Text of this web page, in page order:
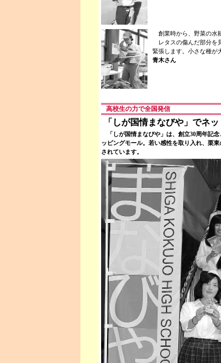
創業時から、野菜の水
レタスの傷んだ部分を
緊張します。小さな種が
青木さん
高校生の力で全国発信
「しが国情まなびや」でネ
「しが国情まなびや」は、創立30周年記
ッピングモール。若い感性を取り入れ、栗
されています。